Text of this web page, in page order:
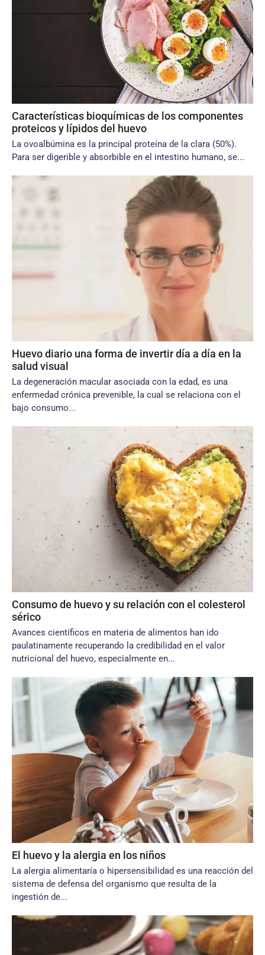
Características bioquímicas de los componentes
proteicos y lípidos del huevo
La ovoalbúmina es la principal proteína de la clara (50%).
Para ser digerible y absorbible en el intestino humano, se...
Huevo diario una forma de invertir día a día en la
salud visual
La degeneración macular asociada con la edad, es una
enfermedad crónica prevenible, la cual se relaciona con el
bajo consumo...
Consumo de huevo y su relación con el colesterol
sérico
Avances científicos en materia de alimentos han ido
paulatinamente recuperando la credibilidad en el valor
nutricional del huevo, especialmente en...
El huevo y la alergia en los niños
La alergia alimentaría o hipersensibilidad es una reacción del
sistema de defensa del organismo que resulta de la
ingestión de...